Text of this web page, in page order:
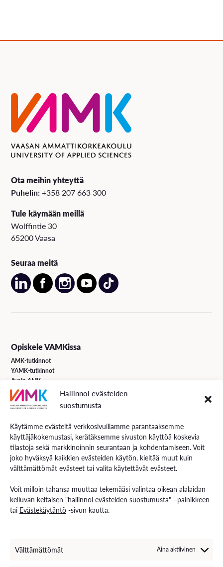
Hallinnoi evästeiden
suostumusta
Käytämme evästeitä verkkosivuillamme parantaaksemme
käyttäjäkokemustasi, kerätäksemme sivuston käyttöä koskevia
tilastoja sekä markkinoinnin seurantaan ja kohdentamiseen. Voit
joko hyväksyä kaikkien evästeiden käytön, kieltää muut kuin
välttämättömät evästeet tai valita käytettävät evästeet.
Voit milloin tahansa muuttaa tekemääsi valintaa oikean alalaidan
kelluvan keltaisen "hallinnoi evästeiden suostumusta" –painikkeen
tai Evästekäytäntö -sivun kautta.
Välttämättömät Aina aktiivinen
Ota meihin yhteyttä
Puhelin:+358 207 663 300
Tule käymään meillä
Wolffintie 30
65200 Vaasa
Seuraa meitä
Opiskele VAMKissa
AMK-tutkinnot
YAMK-tutkinnot
Avoin AMK
Erikoistumiskoulutukset
Täydennyskoulutus
Hakuohjeet
VAMK Palvelut
Tutkimus ja kehitys
Palvelut työelämälle
Rekryä opiskelijoita
Energiaa-verkkolehti
Henkilöstöhaku